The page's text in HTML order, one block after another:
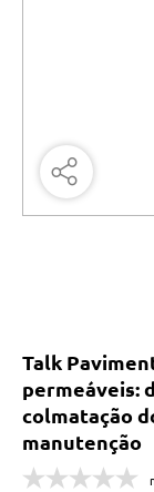
Talk
permeáveis:
colmatação
manutenção